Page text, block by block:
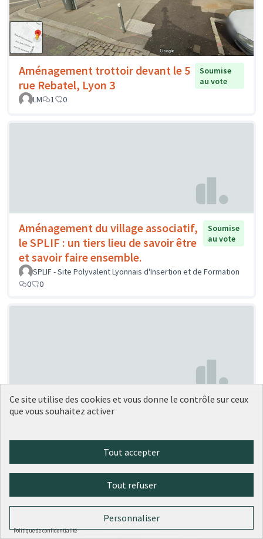
Aménagement trottoir devant le 5
rue Rebatel, Lyon 3
Soumise
au vote
LM
1 0
Aménagement du village associatif,
le SPLIF : un tiers lieu de savoir être
et savoir faire ensemble.
Soumise
au vote
SPLIF - Site Polyvalent Lyonnais d'Insertion et de Formation
0
0
Aménagement du parking de la
MJC Duchère
0 0
Ce site utilise des cookies et vous donne le contrôle sur ceux
que vous souhaitez activer
Tout accepter
Tout refuser
Personnaliser
Politique de confidentialité